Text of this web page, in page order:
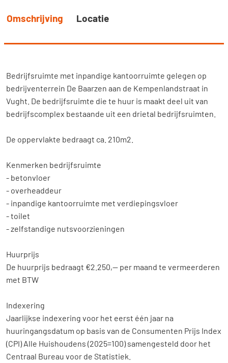
Aanbod
Diensten
Omschrijving Locatie
Bedrijfsruimte met inpandige kantoorruimte gelegen op
bedrijventerrein De Baarzen aan de Kempenlandstraat in
Vught. De bedrijfsruimte die te huur is maakt deel uit van
bedrijfscomplex bestaande uit een drietal bedrijfsruimten.
De oppervlakte bedraagt ca. 210m2.
Kenmerken bedrijfsruimte
- betonvloer
- overheaddeur
- inpandige kantoorruimte met verdiepingsvloer
- toilet
- zelfstandige nutsvoorzieningen
Huurprijs
De huurprijs bedraagt €2.250,-- per maand te vermeerderen
met BTW
Indexering
Jaarlijkse indexering voor het eerst één jaar na
huuringangsdatum op basis van de Consumenten Prijs Index
(CPI) Alle Huishoudens (2025=100) samengesteld door het
Centraal Bureau voor de Statistiek.